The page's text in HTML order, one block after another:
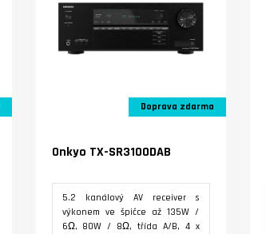
Hudební konzole R610 je
předurčena pro provoz s
regálovými reproduktory Ruark
Sabre-R (prodávají se
Doprava zdarma
Onkyo TX-SR3100DAB
5.2 kanálový AV receiver s
výkonem ve špičce až 135W /
6Ω, 80W / 8Ω, třída A/B, 4 x